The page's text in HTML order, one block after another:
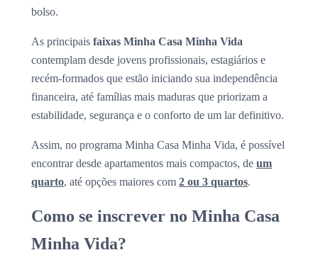
bolso.
As principais faixas Minha Casa Minha Vida
contemplam desde jovens profissionais, estagiários e
recém-formados que estão iniciando sua independência
financeira, até famílias mais maduras que priorizam a
estabilidade, segurança e o conforto de um lar definitivo.
Assim, no programa Minha Casa Minha Vida, é possível
encontrar desde apartamentos mais compactos, de um
quarto, até opções maiores com 2 ou 3 quartos.
Como se inscrever no Minha Casa
Minha Vida?